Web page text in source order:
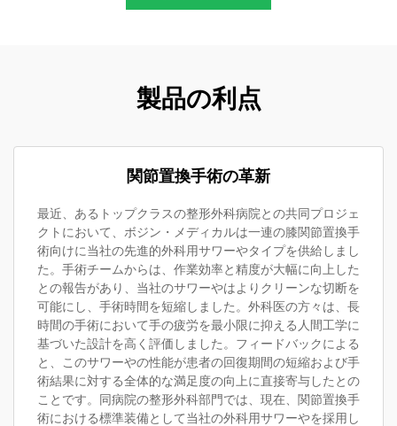
製品の利点
関節置換手術の革新
最近、あるトップクラスの整形外科病院との共同プロジェ
クトにおいて、ボジン・メディカルは一連の膝関節置換手
術向けに当社の先進的外科用サワーやタイプを供給しまし
た。手術チームからは、作業効率と精度が大幅に向上した
との報告があり、当社のサワーやはよりクリーンな切断を
可能にし、手術時間を短縮しました。外科医の方々は、長
時間の手術において手の疲労を最小限に抑える人間工学に
基づいた設計を高く評価しました。フィードバックによる
と、このサワーやの性能が患者の回復期間の短縮および手
術結果に対する全体的な満足度の向上に直接寄与したとの
ことです。同病院の整形外科部門では、現在、関節置換手
術における標準装備として当社の外科用サワーやを採用し